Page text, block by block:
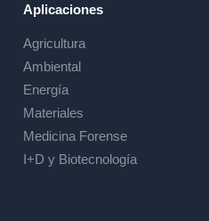
Aplicaciones
Agricultura
Ambiental
Energía
Materiales
Medicina Forense
I+D y Biotecnología